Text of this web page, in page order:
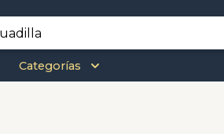
Categorías